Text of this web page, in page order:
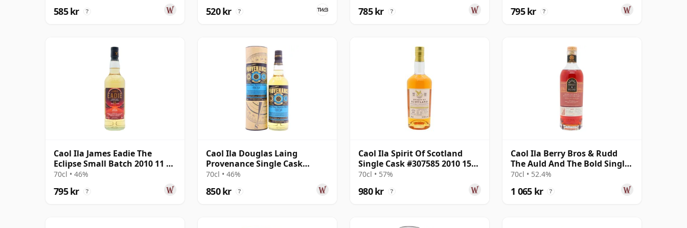
585 kr ? 520 kr ? 785 kr ? 795 kr ?
Caol Ila James Eadie The
Eclipse Small Batch 2010 11 år
gammal
70cl • 46%
795 kr ?
Caol Ila Douglas Laing
Provenance Single Cask
#14552 2010 10 år gammal
70cl • 46%
850 kr ?
Caol Ila Spirit Of Scotland
Single Cask #307585 2010 15
år gammal
70cl • 57%
980 kr ?
Caol Ila Berry Bros & Rudd
The Auld And The Bold Single
Cas 2011 14 år gammal
70cl • 52.4%
1 065 kr ?